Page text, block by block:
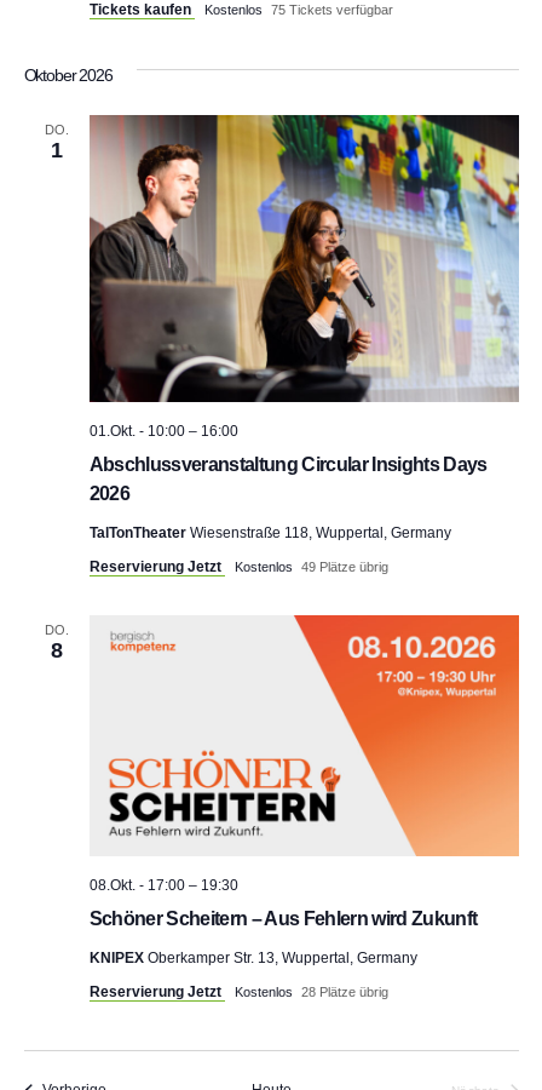
Tickets kaufen
Kostenlos 75 Tickets verfügbar
Oktober 2026
DO.
1
Abschlussveranstaltung Circular Insights Days
2026
01.Okt. - 10:00– 16:00
TalTonTheater Wiesenstraße 118, Wuppertal, Germany
Reservierung Jetzt
Kostenlos 49 Plätze übrig
DO.
8
Schöner Scheitern – Aus Fehlern wird Zukunft
08.Okt. - 17:00– 19:30
KNIPEX Oberkamper Str. 13, Wuppertal, Germany
Reservierung Jetzt
Kostenlos 28 Plätze übrig